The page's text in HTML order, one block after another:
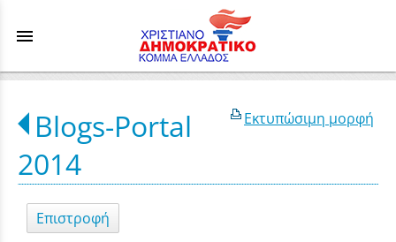
menu
Εκτυπώσιμη μορφή
Blogs-Portal
2014
Επιστροφή